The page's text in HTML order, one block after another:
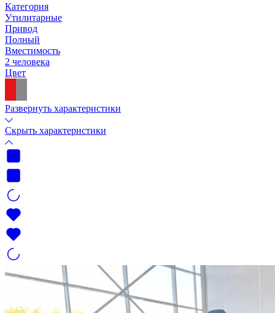
Категория
Утилитарные
Привод
Полный
Вместимость
2 человека
Цвет
Развернуть характеристики
Скрыть характеристики